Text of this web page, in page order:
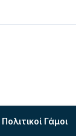
Πολιτικοί Γάμοι